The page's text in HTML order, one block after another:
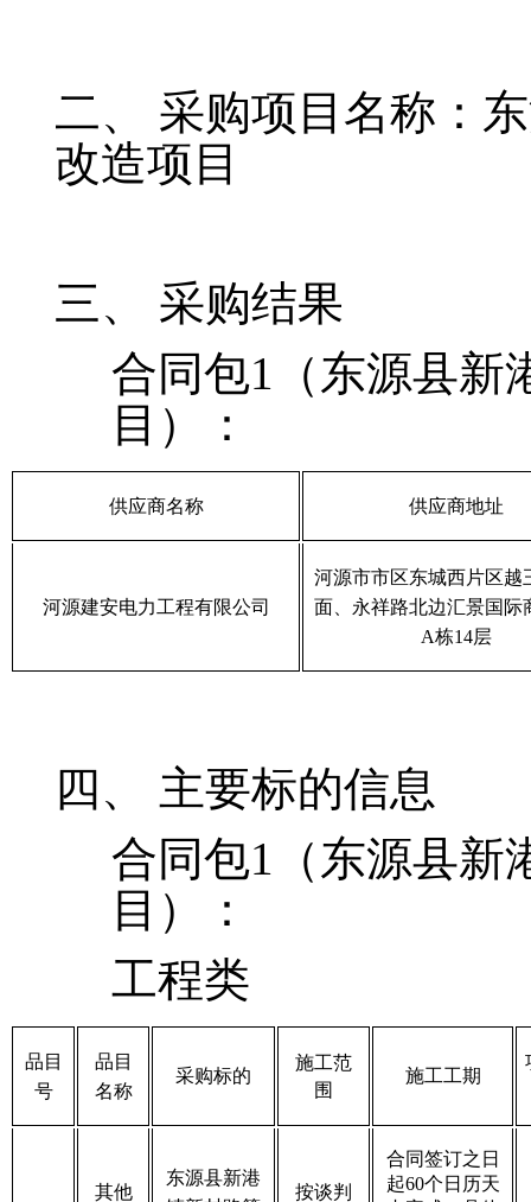
二、 采购项目名称：
改造项目
三、 采购结果
合同包1（东源县新
目 ）：
供应商名称 供应商地址
河源建安电力工程有限公司
河源市市区东城西片区越
面、永祥路北边汇景国际
A栋14层
四、 主要标的信息
合同包1（东源县新
目 ）：
工程类
品目
号
品目
名称
采购标的
施工范
围
施工工期
其他
东源县新港
按谈判
合同签订之日
起60个日历天